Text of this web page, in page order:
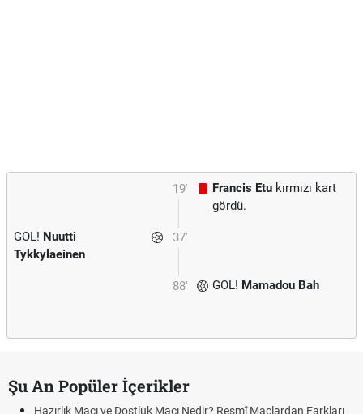
19' Francis Etu kırmızı kart
gördü.
37'
GOL! Nuutti
Tykkylaeinen
88' GOL! Mamadou Bah
Şu An Popüler İçerikler
Hazırlık Maçı ve Dostluk Maçı Nedir? Resmî Maçlardan Farkları